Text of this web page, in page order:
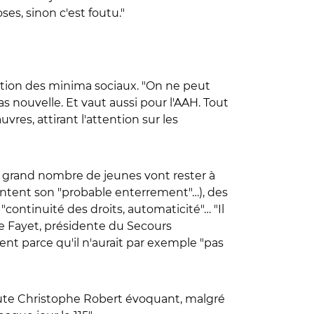
sinon c'est foutu."
des minima sociaux. "On ne peut
nouvelle. Et vaut aussi pour l'AAH. Tout
attirant l'attention sur les
nombre de jeunes vont rester à
son "probable enterrement"…), des
des droits, automaticité"… "Il
Fayet, présidente du Secours
parce qu'il n'aurait par exemple "pas
Christophe Robert évoquant, malgré